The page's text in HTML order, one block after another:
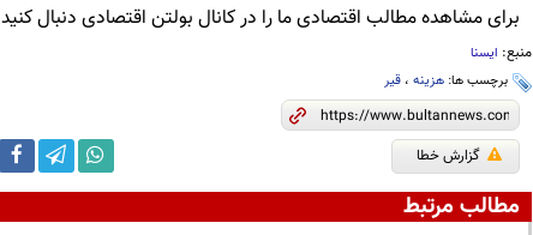
برای مشاهده مطالب اقتصادی ما را در کانال بولتن اقتصادی دنبال کنید
منبع: ایسنا
برچسب ها: هزینه، قیر
گزارش خطا
مطالب مرتبط